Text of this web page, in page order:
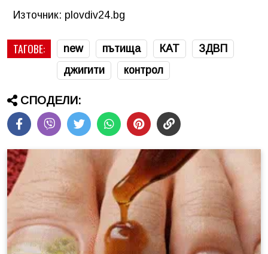
Източник: plovdiv24.bg
ТАГОВЕ: new пътища КАТ
ЗДВП
джигити
контрол
СПОДЕЛИ: